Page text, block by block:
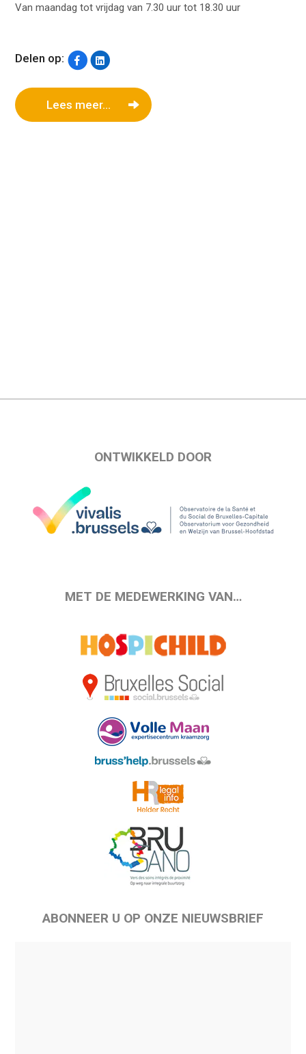
Van maandag tot vrijdag van 7.30 uur tot 18.30 uur
Delen op:
Lees meer...
ONTWIKKELD DOOR
MET DE MEDEWERKING VAN…
ABONNEER U OP ONZE NIEUWSBRIEF